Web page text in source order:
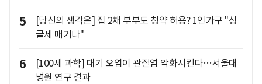
5
[당신의 생각은] 집 2채 부부도 청약 허용? 1인가구 "싱
글세 매기나"
6
[100세 과학] 대기 오염이 관절염 악화시킨다…서울대
병원 연구 결과